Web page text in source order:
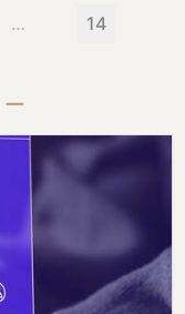
… 14